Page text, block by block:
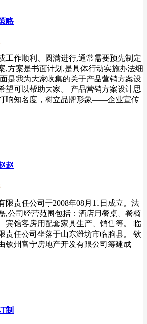
略
工作顺利、圆满进行,通常需要预先制定
,方案是书面计划,是具体行动实施办法细
是我为大家收集的关于产品营销方案设
望可以帮助大家。 产品营销方案设计思
响知名度，树立品牌形象——企业宣传
赵
限责任公司于2008年08月11日成立。法
,公司经营范围包括：酒店用餐桌、餐椅
宾馆客房用配套家具生产、销售等。 临
责任公司坐落于山东潍坊市临朐县。 钦
钦州富宁房地产开发有限公司筹建成
制